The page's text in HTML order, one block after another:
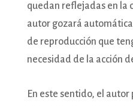
quedan reflejadas en la
autor gozará
de reproducción que
necesidad de la acción
En este sentido, el